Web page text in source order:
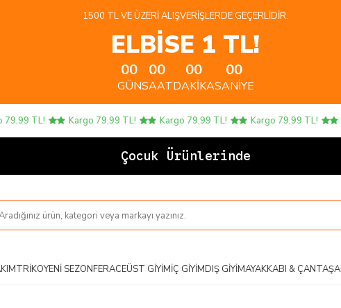
1500 TL VE ÜZERI ALIŞVERIŞLERDE GEÇERLIDIR.
ELBİSE 1 TL!
00
GÜN
00
SAAT
00
DAKIKA
00
SANIYE
TL! Kargo 79,99 TL! Kargo 79,99 TL! Kargo 79,99 TL!
Çocuk Ürünlerinde 4 AL
TRIKOYENI SEZONFERACEÜST GIYIMİÇ GIYIMDIŞ GIYIMAYAKKABI & ÇANTA